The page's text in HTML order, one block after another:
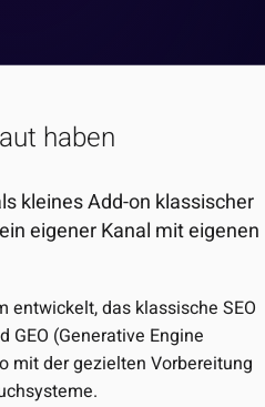
haben
kleines Add-on klassischer
eigener Kanal mit eigenen
entwickelt, das klassische SEO
GEO (Generative Engine
mit der gezielten Vorbereitung